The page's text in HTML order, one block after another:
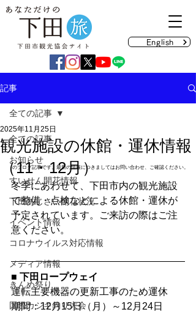
English
記事
全ての記事
お知らせ
すいせん開花情報
下田あじさい開花状況
イベント情報
コロナウイルス対応情報
メディア情報
きんめ祭り
国際カジキ釣り大会
全ての記事
観光施設の休館・運休情報
（11・12月）
2025年11月25日
冬季にあわせて、下田市内の観光施設
で整備・点検などによる休館・運休が
予定されています。ご来訪の際はご注
意ください。
■ 下田ロープウェイ
運転主要機器の更新工事のため運休
期間：12月15日（月）～12月24日
のブログ記事です。最新の情報につきましてはお問い合わせ、ご確認ください。